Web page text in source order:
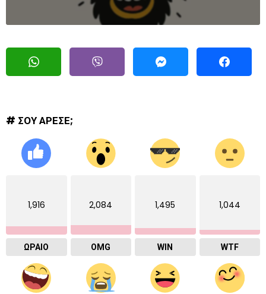
# ΣΟΥ ΑΡΕΣΕ;
1,916
ΩΡΑΙΟ
2,084
OMG
1,495
WIN
1,044
WTF